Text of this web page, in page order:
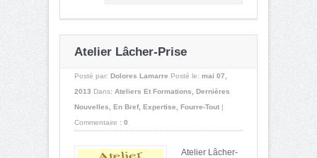
Atelier Lâcher-Prise
Posté par: Dolores Lamarre Posté le: mai 07,
2013 Dans: Ateliers Et Formations
Dernières
Nouvelles
En Bref, Expertise Fourre-Tout |
Commentaire : 0
Atelier Lâcher-